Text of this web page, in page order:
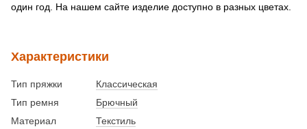
один год. На нашем сайте изделие доступно в разных цветах.
Характеристики
Тип пряжки
Классическая
Тип ремня
Брючный
Материал
Текстиль